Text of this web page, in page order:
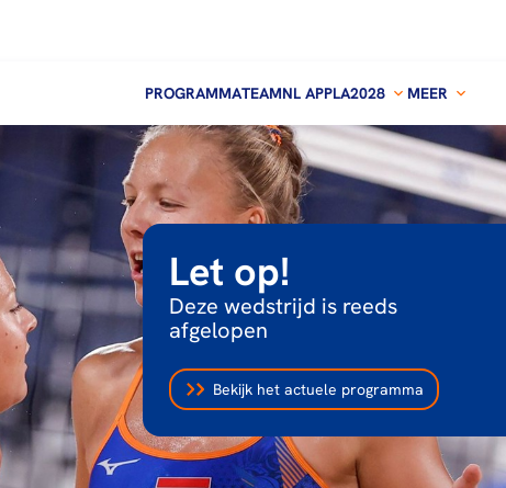
PROGRAMMATEAMNL APPLA2028 MEER
Let op!
Deze wedstrijd is reeds
afgelopen
Bekijk het actuele programma